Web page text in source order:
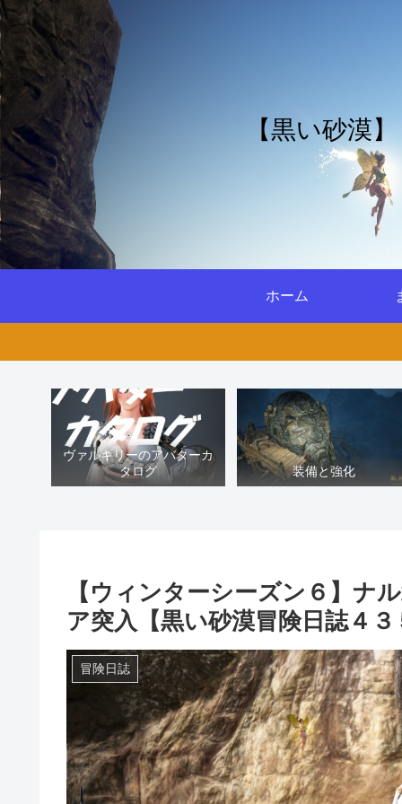
【黒い砂漠
ホーム
ヴァルキリーのアバターカ
タログ
装備と強化
【ウィンターシーズン６】
ア突入【黒い砂漠冒険日誌４３
冒険日誌